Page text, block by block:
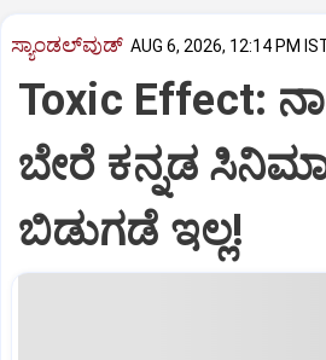
ಸ್ಯಾಂಡಲ್‌ವುಡ್‌ AUG 6, 2026, 12:14 PM
Toxic Effect:
ಬೇರೆ ಕನ್ನಡ
ಬಿಡುಗಡೆ ಇಲ್ಲ!